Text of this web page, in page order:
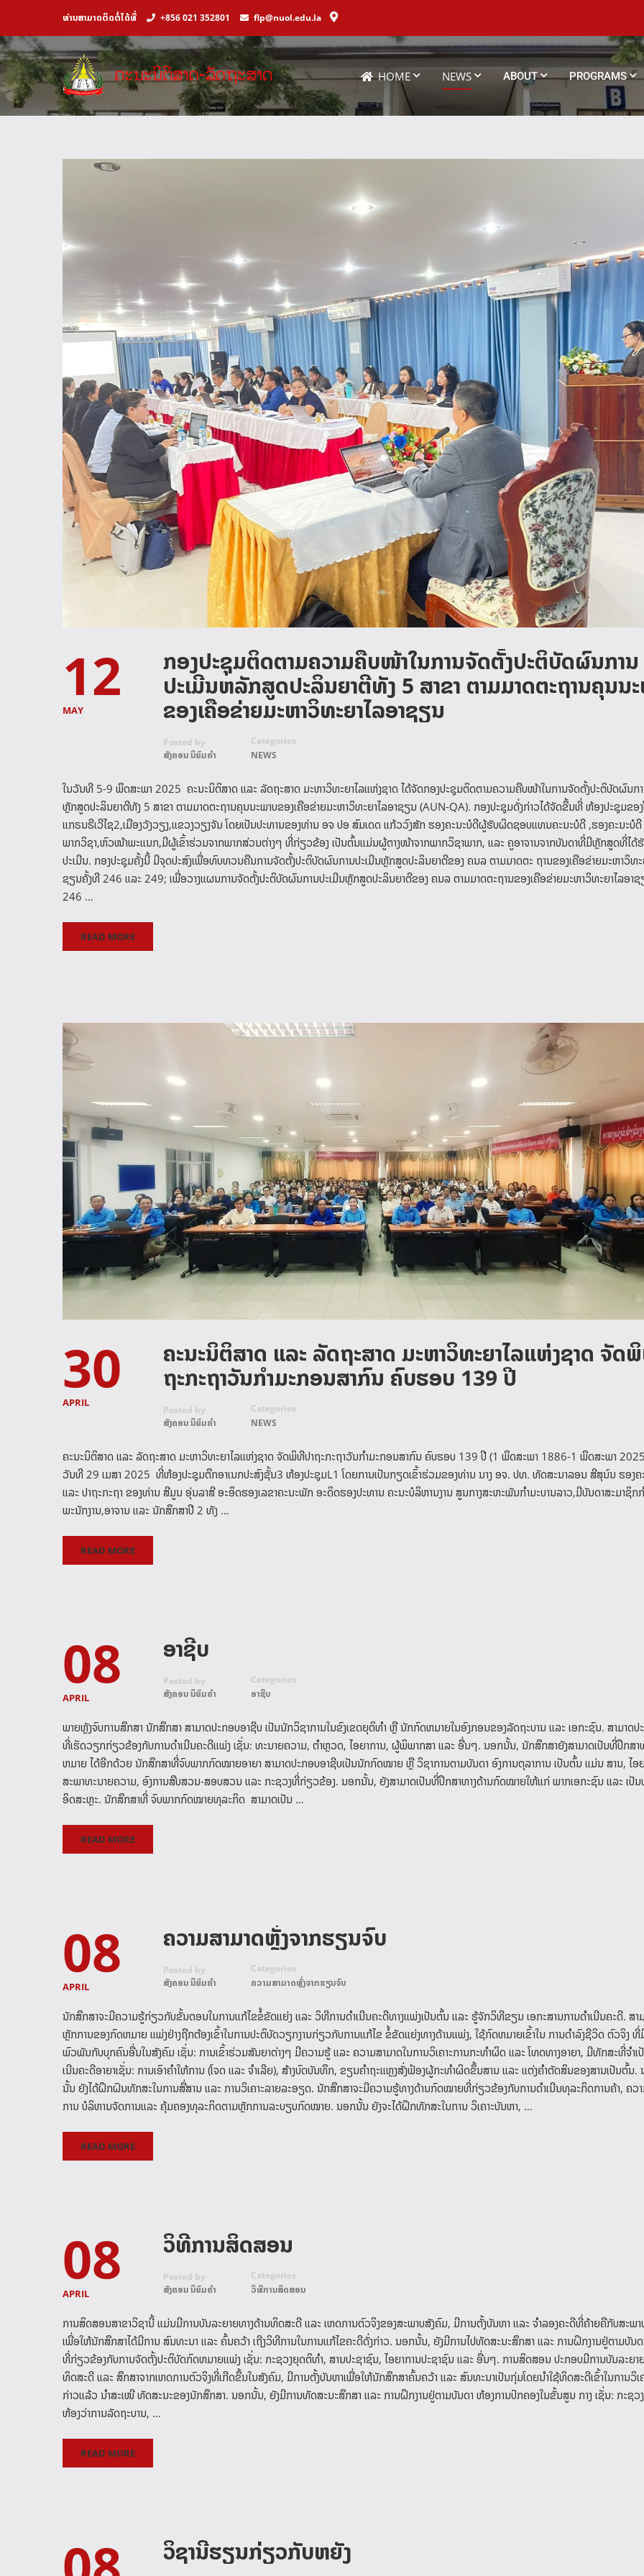
ທ່ານສາມາດຕິດຕໍ່ໄດ້ທີ່ +856 021 352801 flp@nuol.edu.la
HOME NEWS ABOUT PROGRAMS
12
MAY
ກອງປະຊຸມຕິດຕາມຄວາມຄືບໜ້າໃນການຈັດຕັ້ງປະຕິບັດຜົນການ
ປະເມີນຫລັກສູດປະລິນຍາຕີທັງ 5 ສາຂາ ຕາມມາດຕະຖານຄຸນນ
ຂອງເຄືອຂ່າຍມະຫາວິທະຍາໄລອາຊຽນ
Posted by
ສັງຄອນ ນິຍົມຄໍາ
Categories
NEWS
ໃນວັນທີ 5-9 ພຶດສະພາ 2025 ຄະນະນິຕິສາດ ແລະ ລັດຖະສາດ ມະຫາວິທະຍາໄລແຫ່ງຊາດ ໄດ້ຈັດກອງປະຊຸມຕິດຕາມຄວາມຄືບໜ້າໃນການຈັດຕັ້ງປະຕິບັດຜົນກາ
ຫຼັກສູດປະລິນຍາຕີທັງ 5 ສາຂາ ຕາມມາດຕະຖານຄຸນນະພາບຂອງເຄືອຂ່າຍມະຫາວິທະຍາໄລອາຊຽນ (AUN-QA). ກອງປະຊຸມດັ່ງກ່າວໄດ້ຈັດຂຶ້ນທີ່ ຫ້ອງປະຊຸມຂອງ
ແກຣນຣີເວີໄຊ2,ເມືອງວັງວຽງ,ແຂວງວຽງຈັນ ໂດຍເປັນປະທານຂອງທ່ານ ອຈ ປອ ສົມເດດ ແກ້ວວົງສັກ ຮອງຄະນະບໍດີຜູ້ຮັບຜິດຊອບແທນຄະນະບໍດີ ,ຮອງຄະນະບໍ
ພາກວິຊາ,ຫົວໜ້າພະແນກ,ມີຜູ້ເຂົ້າຮ່ວມຈາກພາກສ່ວນຕ່າງໆ ທີ່ກ່ຽວຂ້ອງ ເປັນຕົ້ນແມ່ນຜູ້ຕາງໜ້າຈາກພາກວິຊາພາກ, ແລະ ຄູອາຈານຈາກບັນດາທີ່ມີຫຼັກສູດທີ່ໄດ້
ປະເມີນ. ກອງປະຊຸມຄັ້ງນີ້ ມີຈຸດປະສົງເພື່ອທົບທວນຄືນການຈັດຕັ້ງປະຕິບັດຜົນການປະເມີນຫຼັກສູດປະລິນຍາຕີຂອງ ຄນລ ຕາມມາດຕະ ຖານຂອງເຄືອຂ່າຍມະຫາວິທະ
ຊຽນຄັ້ງທີ 246 ແລະ 249; ເພື່ອວາງແຜນການຈັດຕັ້ງປະຕິບັດຜົນການປະເມີນຫຼັກສູດປະລິນຍາຕີຂອງ ຄນລ ຕາມມາດຕະຖານຂອງເຄືອຂ່າຍມະຫາວິທະຍາໄລອາ
246 …
READ MORE
30
APRIL
ຄະນະນິຕິສາດ ແລະ ລັດຖະສາດ ມະຫາວິທະຍາໄລແຫ່ງຊາດ ຈັດ
ຖະກະຖາວັນກຳມະກອນສາກົນ ຄົບຮອບ 139 ປີ
Posted by
ສັງຄອນ ນິຍົມຄໍາ
Categories
NEWS
ຄະນະນິຕິສາດ ແລະ ລັດຖະສາດ ມະຫາວິທະຍາໄລແຫ່ງຊາດ ຈັດພິທີປາຖະກະຖາວັນກຳມະກອນສາກົນ ຄົບຮອບ 139 ປີ (1 ພຶດສະພາ 1886-1 ພຶດສະພາ
ວັນທີ 29 ເມສາ 2025 ທີ່ຫ້ອງປະຊຸມຕຶກອາເນກປະສົງຊັ້ນ3 ຫ້ອງປະຊຸມL1 ໂດຍການເປັນກຽດເຂົ້າຮ່ວມຂອງທ່ານ ນາງ ອຈ. ປທ. ທັດສະນາລອນ ສີສຸນ໌ນ ຮອງຄ
ແລະ ປາຖະກະຖາ ຂອງທ່ານ ສີມູນ ອຸ່ນລາສີ ອະອິດຮອງເລຂາຄະນະພັກ ອະດິດຮອງປະທານ ຄະນະບໍລິຫານງານ ສູນກາງສະຫະພັນກຳມະບານລາວ,ມີບັນດາສະມາຊິກກ
ພະນັກງານ,ອາຈານ ແລະ ນັກສຶກສາປີ 2 ທັງ …
READ MORE
08
APRIL
ອາຊີບ
Posted by
ສັງຄອນ ນິຍົມຄໍາ
Categories
ອາຊີບ
ພາຍຫຼັງຈົບການສຶກສາ ນັກສຶກສາ ສາມາດປະກອບອາຊີບ ເປັນນັກວິຊາການໃນຂົງເຂດຍຸຕິທໍາ ຫຼື ນັກກົດຫມາຍໃນອົງກອນຂອງລັດຖະບານ ແລະ ເອກະຊົນ. ສາມາດປ
ທີ່ເຮັດວຽກກ່ຽວຂ້ອງກັບການດໍາເນີນຄະດີແພ່ງ ເຊັ່ນ: ທະນາຍຄວາມ, ຕໍາຫຼວດ, ໄອຍາການ, ຜູ້ພິພາກສາ ແລະ ອື່ນໆ. ນອກນັ້ນ, ນັກສຶກສາຍັງສາມາດເປັນທີ່ປຶກສາ
ຫມາຍ ໄດ້ອີກດ້ວຍ ນັກສຶກສາທີ່ຈົບພາກກົດໝາຍອາຍາ ສາມາດປະກອບອາຊີບເປັນນັກກົດໝາຍ ຫຼື ວິຊາການຕາມບັນດາ ອົງການຕຸລາການ ເປັນຕົ້ນ ແມ່ນ ສານ, ໄອ
ສະພາທະນາຍຄວາມ, ອົງການສືບສວນ-ສອບສວນ ແລະ ກະຊວງທີ່ກ່ຽວຂ້ອງ. ນອກນັ້ນ, ຍັງສາມາດເປັນທີ່ປຶກສາທາງດ້ານກົດໝາຍໃຫ້ແກ່ ພາກເອກະຊົນ ແລະ ເປັນ
ອິດສະຫຼະ. ນັກສຶກສາທີ່ ຈົບພາກກົດໝາຍທຸລະກິດ ສາມາດເປັນ …
READ MORE
08
APRIL
ຄວາມສາມາດຫຼັ່ງຈາກຮຽນຈົບ
Posted by
ສັງຄອນ ນິຍົມຄໍາ
Categories
ຄວາມສາມາດຫຼັ່ງຈາກຮຽນຈົບ
ນັກສຶກສາຈະມີຄວາມຮູ້ກ່ຽວກັບຂັ້ນຕອນໃນການແກ້ໄຂຂໍ້ຂັດແຍ່ງ ແລະ ວິທີການດໍາເນີນຄະດີທາງແພ່ງເປັນຕົ້ນ ແລະ ຮູ້ຈັກວິທີຂຽນ ເອກະສານການດໍາເນີນຄະດີ. ສາ
ຫຼັກການຂອງກົດຫມາຍ ແພ່ງຢ່າງຖືກຕ້ອງເຂົ້າໃນການປະຕິບັດວຽກງານກ່ຽວກັບການແກ້ໄຂ ຂໍ້ຂັດແຍ່ງທາງດ້ານແພ່ງ, ໃຊ້ກົດຫມາຍເຂົ້າໃນ ການດໍາລົງຊີວິດ ຕົວຈິງ ທີ່
ພົວພັນກັບບຸກຄົນອື່ນໃນສັງຄົມ ເຊັ່ນ: ການເຂົ້າຮ່ວມສັນຍາຕ່າງໆ ມີຄວາມຮູ້ ແລະ ຄວາມສາມາດໃນການວິເຄາະການກະທຳຜິດ ແລະ ໂທດທາງອາຍາ, ມີທັກສະທີ່ຈຳເ
ເນີນຄະດີອາຍາເຊັ່ນ: ການເອົາຄໍາໃຫ້ການ (ໂຈດ ແລະ ຈໍາເລີຍ), ສ້າງບົດບັນທຶກ, ຂຽນຄໍາຖະແຫຼງສັ່ງຟ້ອງຜູ້ກະທໍາຜິດຂຶ້ນສານ ແລະ ແຕ່ງຄໍາຕັດສິນຂອງສານເປັນຕົ້ນ.
ນັ້ນ ຍັງໄດ້ຝຶກຝົນທັກສະໃນການສື່ສານ ແລະ ການວິເຄາະລາຍລະອຽດ. ນັກສຶກສາຈະມີ​ຄວາມ​ຮູ້ທາງ​ດ້ານ​ກົດໝາຍ​ທີ່​ກ່ຽວຂ້ອງ​ກັບ​ການ​ດຳ​ເນີນ​ທຸລະ​ກິດ​ການ​ຄ້າ, ຄວາ
ການ ບໍລິຫານຈັດການ​ແລະ ຄຸ້ມຄອງທຸລະກິດຕາມ​ຫຼັກການ​ລະບຽບ​ກົດໝາຍ. ນອກ​ນັ້ນ ຍັງ​ຈະ​ໄດ້​ຝຶກທັກສະ​ໃນການ ວິເຄາະບັນຫາ, …
READ MORE
08
APRIL
ວິທີການສິດສອນ
Posted by
ສັງຄອນ ນິຍົມຄໍາ
Categories
ວິທີການສິດສອນ
ການສິດສອນສາຂາວິຊານີ້ ແມ່ນມີການບັນລະຍາຍທາງດ້ານທິດສະດີ ແລະ ເຫດການຕົວຈິງຂອງສະພາບສັງຄົມ, ມີການຕັ້ງບັນຫາ ແລະ ຈໍາລອງຄະດີທີ່ຄ້າຍຄືກັບສະພາ
ເພື່ອໃຫ້ນັກສຶກສາໄດ້ມີການ ສົນທະນາ ແລະ ຄົ້ນຄວ້າ ເຖີງວິທີການໃນການແກ້ໄຂຄະດີດັ່ງກ່າວ. ນອກນັ້ນ, ຍັງມີການໄປທັດສະນະສຶກສາ ແລະ ການຝຶກງານຢູ່ຕາມບັນ
ທີ່ກ່ຽວຂ້ອງກັບການຈັດຕັ້ງປະຕິບັດກົດຫມາຍແພ່ງ ເຊັ່ນ: ກະຊວງຍຸດຕິທໍາ, ສານປະຊາຊົນ, ໄອຍາການປະຊາຊົນ ແລະ ອື່ນໆ. ການສິດສອນ ປະກອບມີການບັນລະຍາ
ທິດສະດີ ແລະ ສຶກສາຈາກເຫດການຕົວຈິງທີ່ເກີດຂຶ້ນໃນສັງຄົມ, ມີການຕັ້ງບັນຫາເພື່ອໃຫ້ນັກສຶກສາຄົ້ນຄວ້າ ແລະ ສົນທະນາເປັນກຸ່ມໂດຍນຳໃຊ້ທິດສະດີເຂົ້າໃນການວິເ
ກ່າວແລ້ວ ນໍາສະເໜີ ທັດສະນະຂອງນັກສຶກສາ. ນອກນັ້ນ, ຍັງມີການທັດສະນະສຶກສາ ແລະ ການຝຶກງານຢູ່ຕາມບັນດາ ຫ້ອງການປົກຄອງໃນຂັ້ນສູນ ກາງ ເຊັ່ນ: ກະຊວ
ຫ້ອງວ່າການລັດຖະບານ, …
READ MORE
ວິຊານີ້ຮຽນກ່ຽວກັບຫຍັງ